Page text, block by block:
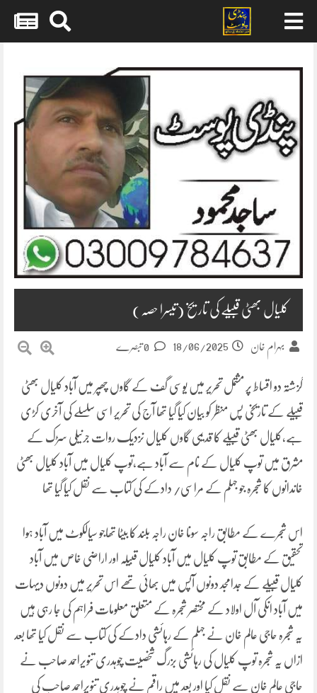
content
کلیال بھٹی قبیلے کی تاریخ (تیسرا حصہ)
بہرام خان 18/06/2025
گزشتہ دو اقساط پر مشتمل تحریر میں یوسی گف کے گاوں چھپر میں آباد کلیال بھٹی
قبیلے کے تاریخی پس منظر کو بیان کیا گیا تھا آج کی تحریر اسی سلسلے کی آخری کڑی
ہے،کلیال بھٹی قبیلے کا قدیمی گاوں کلیال نزدیک روات جرنیلی سڑک کے
مشرق میں توپ کلیال کے نام سے آباد ہے،توپ کلیال میں آباد کلیال بھٹی
خاندانوں کا شجرہ جو جہلم کے مراسی/ دادکے کی کتاب سے نقل کیا گیا تھا
اس شجرے کے مطابق راجہ سونا خان راجہ بلند کا بیٹا تھاجو سیالکوٹ میں آباد ہوا
تحقیق کے مطابق توپ کلیال میں آباد کلیال قبیلہ اور اراضی خاص میں آباد
کلیال قبیلے کے جدامجد دونوں آپس میں بھائی تھے اس تحریر میں دونوں دیہات
میں آباد انکی آل اولاد کے مختصر شجرہ کے متعلق معلومات فراہم کی جا رہی ہیں
یہ شجرہ حاجی عالم خان نے جہلم کے رہائشی دادکے کی کتاب سے نقل کیا تھا بعد
ازاں یہ شجرہ توپ کلیال کی رہائشی بزرگ شخصیت چوہدری تنویراحمد صاحب نے
حاجی عالم خان سے نقل کیا اور بعد میں راقم نے چوہدری تنویراحمد صاحب کی